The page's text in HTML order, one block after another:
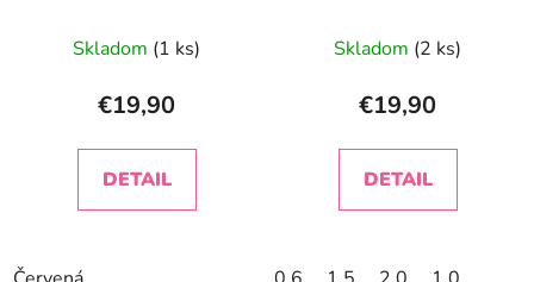
Skladom (1 ks)
€19,90
DETAIL
Skladom (2 ks)
€19,90
DETAIL